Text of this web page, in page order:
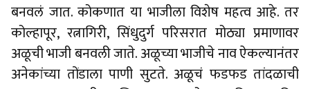
बनवलं जात. कोकणात या भाजीला विशेष महत्व आहे. तर
कोल्हापूर, रत्नागिरी, सिंधुदुर्ग परिसरात मोठ्या प्रमाणावर
अळूची भाजी बनवली जाते. अळूच्या भाजीचे नाव ऐकल्यानंतर
अनेकांच्या तोंडाला पाणी सुटते. अळूचं फडफड तांदळाची